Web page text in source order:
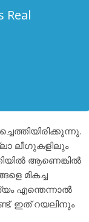
Real
ലീഗുകളിലും
ആണെങ്കിൽ
മികച്ച
എന്തെന്നാൽ
ഇത് റയലിനും